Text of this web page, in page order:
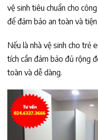
vệ sinh tiêu chuẩn cho
để đảm bảo an toàn và
Nếu là nhà vệ sinh cho trẻ
tích cần đảm bảo đủ rộng
toàn và dễ dàng.